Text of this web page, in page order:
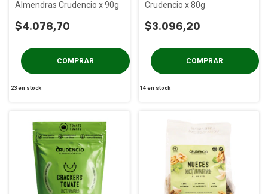
Almendras Crudencio x 90g
$4.078,70
23en stock
Crudencio x 80g
$3.096,20
14 en stock